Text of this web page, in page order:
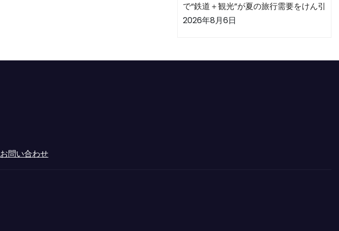
で“鉄道＋観光”が夏の旅行需要をけん引
2026年8月6日
お問い合わせ